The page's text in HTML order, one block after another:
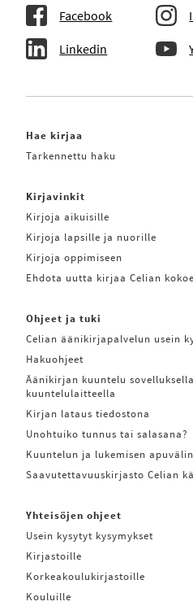
Facebook
Linkedin
Hae kirjaa
Tarkennettu haku
Kirjavinkit
Kirjoja aikuisille
Kirjoja lapsille ja nuorille
Kirjoja oppimiseen
Ehdota uutta kirjaa Celian
Ohjeet ja tuki
Celian äänikirjapalvelun usein
Hakuohjeet
Äänikirjan kuuntelu
kuuntelulaitteella
Kirjan lataus tiedostona
Unohtuiko tunnus tai salasana?
Kuuntelun ja lukemisen
Saavutettavuuskirjasto Celian
Yhteisöjen ohjeet
Usein kysytyt kysymykset
Kirjastoille
Korkeakoulukirjastoille
Kouluille